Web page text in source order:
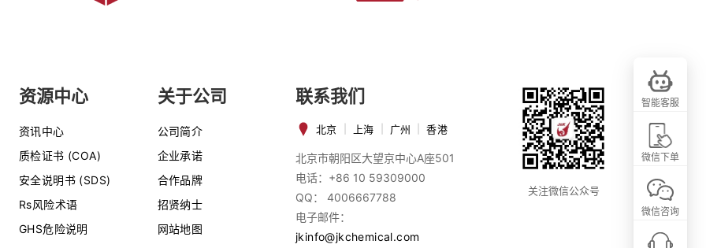
资源中心
资讯中心
质检证书 (COA)
安全说明书 (SDS)
Rs风险术语
GHS危险说明
关于公司
公司简介
企业承诺
合作品牌
招贤纳士
网站地图
联系我们
北京 上海 广州 香港
北京市朝阳区大望京中心A座501
电话：+86 10 59309000
QQ： 4006667788
电子邮件：
jkinfo@jkchemical.com
关注微信公众号
智能客服
微信下单
微信咨询